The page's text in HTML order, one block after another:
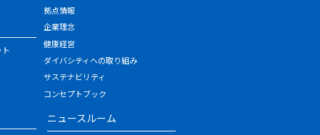
拠点情報
企業理念
健康経営
ダイバシティへの取り組み
サステナビリティ
コンセプトブック
ニュースルーム